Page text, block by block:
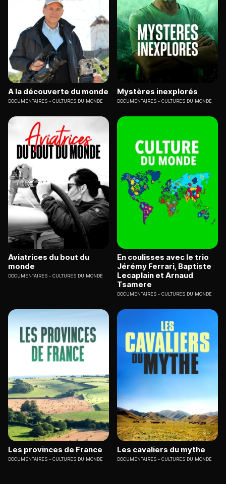
A la découverte du monde
DOCUMENTAIRES CULTURES DU MONDE
Mystères inexplorés
DOCUMENTAIRES CULTURES DU MONDE
Aviatrices du bout du
monde
DOCUMENTAIRES CULTURES DU MONDE
En coulisses avec le trio
Jérémy Ferrari, Baptiste
Lecaplain et Arnaud
Tsamere
DOCUMENTAIRES CULTURES DU MONDE
Les provinces de France
DOCUMENTAIRES CULTURES DU MONDE
Les cavaliers du mythe
DOCUMENTAIRES CULTURES DU MONDE